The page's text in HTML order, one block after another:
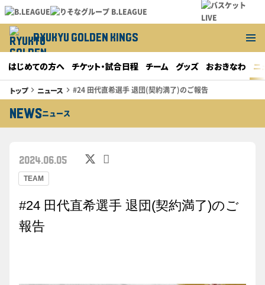
RYUKYU GOLDEN KINGS
はじめての方へ チケット・試合日程 チーム グッズ おおきなわ ニ
トップkeyboard_arrow_right ニュース keyboard_arrow_right #24 田代直希選手 退団(契約満了)のご報告
NEWSニュース
TEAM
2024.06.05
#24 田代直希選手 退団(契約満了)のご
報告